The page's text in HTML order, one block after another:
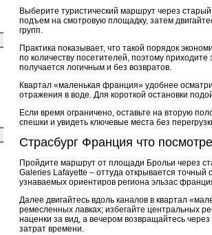
Выберите туристический маршрут через
подъем на смотровую площадку, затем
групп.
Практика показывает, что такой порядок
по количеству посетителей, поэтому
получается логичным и без возвратов.
Квартал «маленькая франция» удобнее
отражения в воде. Для короткой остановки
Если время ограничено, оставьте на вторую
спешки и увидеть ключевые места без
Страсбург Франция что
Пройдите маршрут от площади Брольи через
Galeries Lafayette – оттуда открывается
узнаваемых ориентиров региона эльзас
Далее двигайтесь вдоль каналов в квартал
ремесленных лавках; избегайте центральных
наценки за вид, а вечером возвращайтесь
затрат времени.